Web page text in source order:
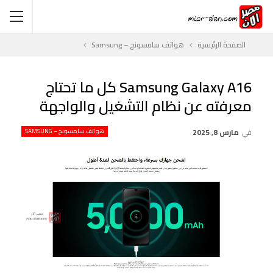
الصفحة الرئيسية هواتف سامسونج – Samsung
Samsung Galaxy A16 كل ما تحتاج
معرفته عن نظام التشغيل والواجهة
هواتف سامسونج – SAMSUNG في مارس 8, 2025